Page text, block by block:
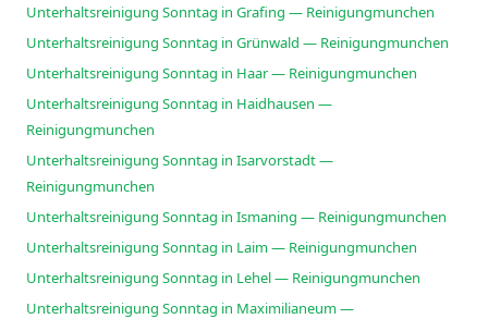
Unterhaltsreinigung Sonntag in Grafing — Reinigungmunchen
Unterhaltsreinigung Sonntag in Grünwald — Reinigungmunchen
Unterhaltsreinigung Sonntag in Haar — Reinigungmunchen
Unterhaltsreinigung Sonntag in Haidhausen —
Reinigungmunchen
Unterhaltsreinigung Sonntag in Isarvorstadt —
Reinigungmunchen
Unterhaltsreinigung Sonntag in Ismaning — Reinigungmunchen
Unterhaltsreinigung Sonntag in Laim — Reinigungmunchen
Unterhaltsreinigung Sonntag in Lehel — Reinigungmunchen
Unterhaltsreinigung Sonntag in Maximilianeum —